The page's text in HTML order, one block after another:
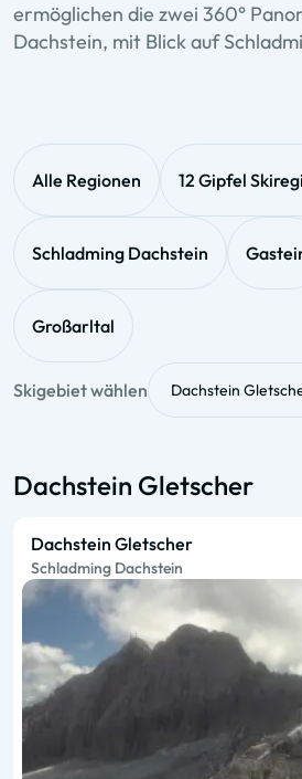
ermöglichen die zwei 360°
Dachstein, mit Blick auf
Alle Regionen 12 Gipfel
Schladming Dachstein
Großarltal
Skigebiet wählen
Dachstein Gletscher
Dachstein Gletscher
Schladming Dachstein